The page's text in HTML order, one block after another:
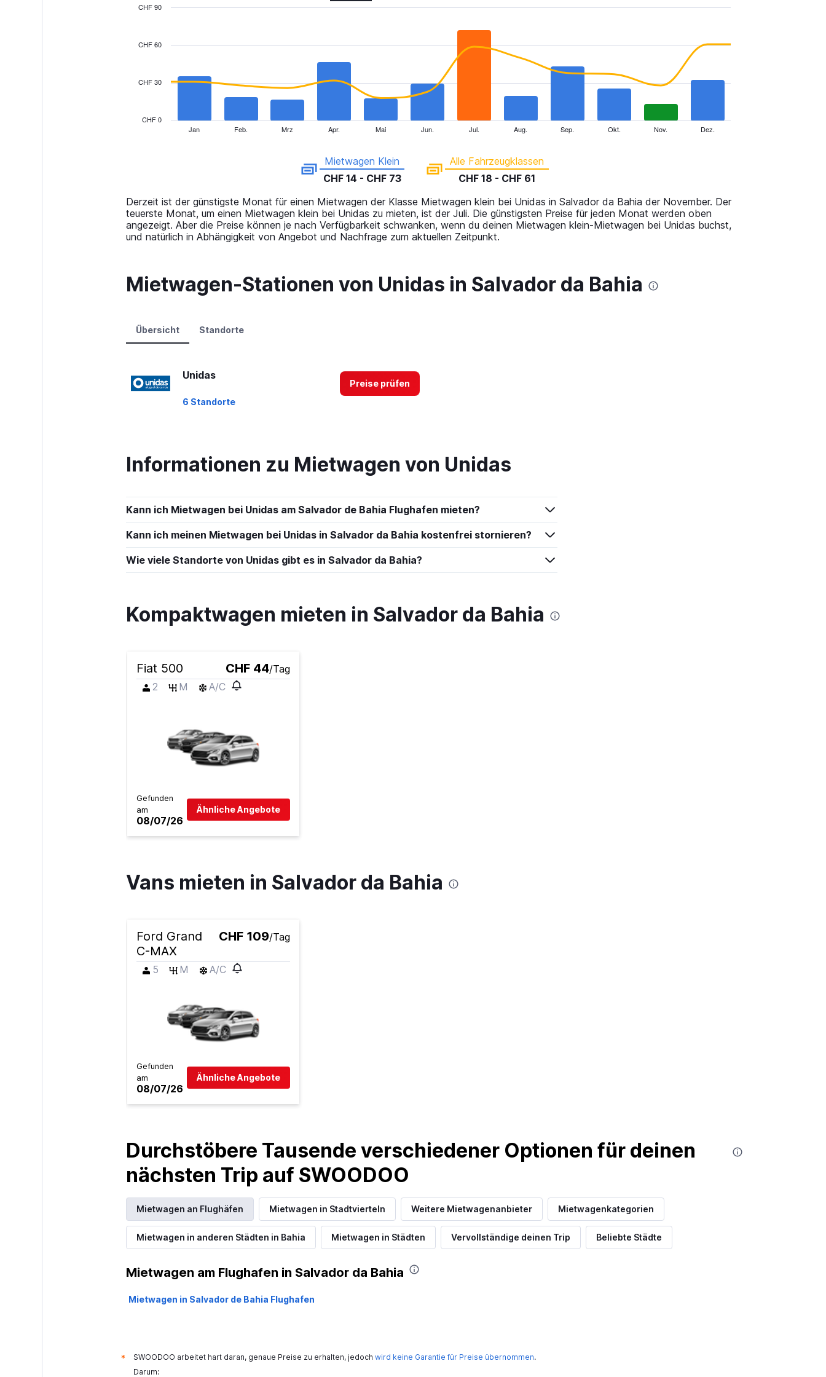
has
14
categories.
The
chart
axis
displaying
0
Jan Feb. Mrz Apr. Mai Jun. Jul. Aug. Sep. Okt. Nov. Dez.
CHF 0
CHF 30
CHF 60
CHF 90
Mietwagen Klein
CHF 14 - CHF 73
Alle Fahrzeugklassen
CHF 18 - CHF 61
Derzeit ist der günstigste Monat für einen Mietwagen der Klasse Mietwagen klein bei Unidas in Salvador da Bahia der November. Der
teuerste Monat, um einen Mietwagen klein bei Unidas zu mieten, ist der Juli. Die günstigsten Preise für jeden Monat werden oben
angezeigt. Aber die Preise können je nach Verfügbarkeit schwanken, wenn du deinen Mietwagen klein-Mietwagen bei Unidas buchst,
und natürlich in Abhängigkeit von Angebot und Nachfrage zum aktuellen Zeitpunkt.
Mietwagen-Stationen von Unidas in Salvador da Bahia
Übersicht Standorte
Unidas
6 Standorte
Preise prüfen
Informationen zu Mietwagen von Unidas
Kann ich Mietwagen bei Unidas am Salvador de Bahia Flughafen mieten?
Kann ich meinen Mietwagen bei Unidas in Salvador da Bahia kostenfrei stornieren?
Wie viele Standorte von Unidas gibt es in Salvador da Bahia?
Kompaktwagen mieten in Salvador da Bahia
Fiat 500 CHF 44/Tag
2
M A/C
Gefunden
am
08/07/26
Ähnliche Angebote
Vans mieten in Salvador da Bahia
Ford Grand
C-MAX
CHF 109/Tag
5 M A/C
Gefunden
am
08/07/26
Ähnliche Angebote
Durchstöbere Tausende verschiedener Optionen für deinen
nächsten Trip auf SWOODOO
Mietwagen an Flughäfen Mietwagen in Stadtvierteln Weitere Mietwagenanbieter Mietwagenkategorien
Mietwagen in anderen Städten in Bahia Mietwagen in Städten Vervollständige deinen Trip Beliebte Städte
Mietwagen am Flughafen in Salvador da Bahia
Mietwagen in Salvador de Bahia Flughafen
* SWOODOO arbeitet hart daran, genaue Preise zu erhalten, jedoch wird keine Garantie für Preise übernommen.
Darum: